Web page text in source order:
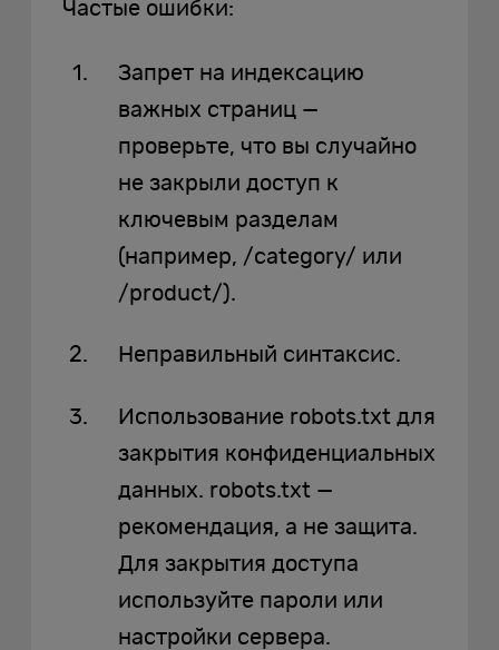
Частые ошибки:
Запрет на индексацию
важных страниц —
проверьте, что вы случайно
не закрыли доступ к
ключевым разделам
(например, /category/ или
/product/).
Неправильный синтаксис.
Использование robots.txt для
закрытия конфиденциальных
данных. robots.txt —
рекомендация, а не защита.
Для закрытия доступа
используйте пароли или
настройки сервера.